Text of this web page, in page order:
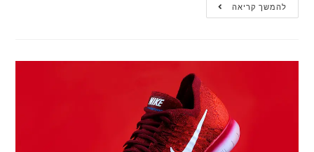
להמשך קריאה